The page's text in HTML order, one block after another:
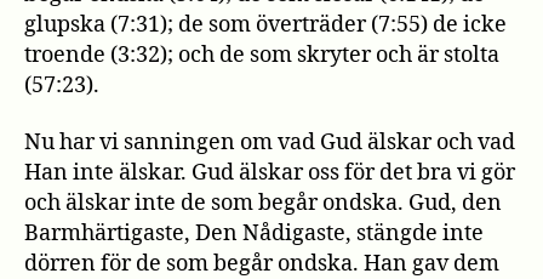
glupska (7:31); de som överträder (7:55) de icke
troende (3:32); och de som skryter och är stolta
(57:23).
Nu har vi sanningen om vad Gud älskar och vad
Han inte älskar. Gud älskar oss för det bra vi gör
och älskar inte de som begår ondska. Gud, den
Barmhärtigaste, Den Nådigaste, stängde inte
dörren för de som begår ondska. Han gav dem